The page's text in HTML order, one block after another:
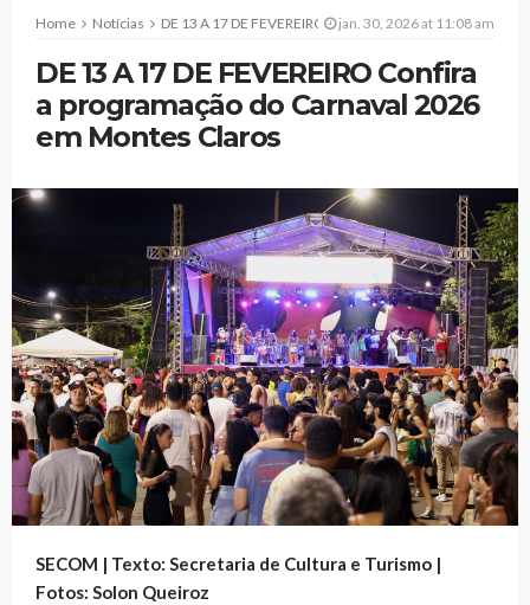
Home Notícias DE 13 A 17 DE FEVEREIRO Confira a programação do Carnaval 2026 em Montes Claros
jan. 30, 2026 at 11:08 am
DE 13 A 17 DE FEVEREIRO Confira
a programação do Carnaval 2026
em Montes Claros
SECOM | Texto: Secretaria de Cultura e Turismo |
Fotos: Solon Queiroz